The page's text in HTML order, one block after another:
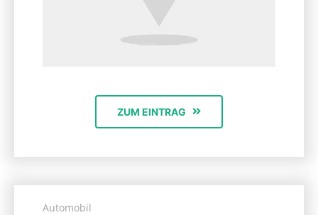
ZUM EINTRAG
Automobil